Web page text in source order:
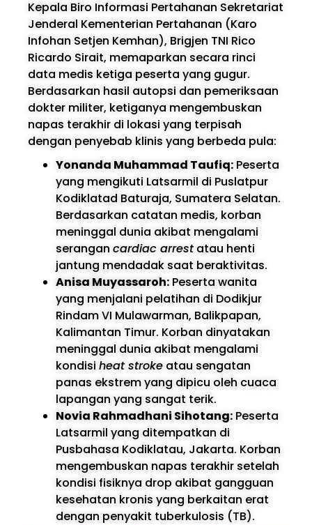
Kepala Biro Informasi Pertahanan Sekretariat
Jenderal Kementerian Pertahanan (Karo
Infohan Setjen Kemhan), Brigjen TNI Rico
Ricardo Sirait, memaparkan secara rinci
data medis ketiga peserta yang gugur.
Berdasarkan hasil autopsi dan pemeriksaan
dokter militer, ketiganya mengembuskan
napas terakhir di lokasi yang terpisah
dengan penyebab klinis yang berbeda pula:
Yonanda Muhammad Taufiq: Peserta
yang mengikuti Latsarmil di Puslatpur
Kodiklatad Baturaja, Sumatera Selatan.
Berdasarkan catatan medis, korban
meninggal dunia akibat mengalami
serangan cardiac arrestatau henti
jantung mendadak saat beraktivitas.
Anisa Muyassaroh: Peserta wanita
yang menjalani pelatihan di Dodikjur
Rindam VI Mulawarman, Balikpapan,
Kalimantan Timur. Korban dinyatakan
meninggal dunia akibat mengalami
kondisi heat stroke atau sengatan
panas ekstrem yang dipicu oleh cuaca
lapangan yang sangat terik.
Novia Rahmadhani Sihotang: Peserta
Latsarmil yang ditempatkan di
Pusbahasa Kodiklatau, Jakarta. Korban
mengembuskan napas terakhir setelah
kondisi fisiknya drop akibat gangguan
kesehatan kronis yang berkaitan erat
dengan penyakit tuberkulosis (TB).